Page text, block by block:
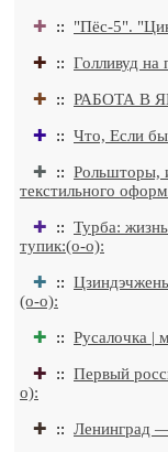
✚ :: "Пёс-5".
✚ :: Голливуд на
✚ :: РАБОТА В
✚ :: Что, Если
✚ :: Рольшторы,
текстильного
✚ :: Турба:
тупик:(o-o):
✚ ::
(o-o):
✚ :: Русалочка |
✚ :: Первый
o):
✚ :: Ленинград